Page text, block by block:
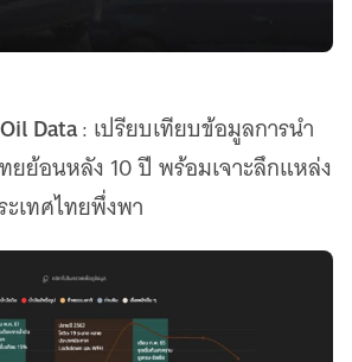
Data: เปรียบเทียบข้อมูลการนำ
ยย้อนหลัง 10 ปี พร้อมเจาะลึกแหล่ง
เทศไทยพึ่งพา